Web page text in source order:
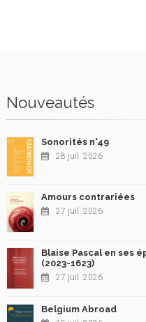
Nouveautés
Sonorités n°49
28 juil. 2026
Amours contrariées
27 juil. 2026
Blaise Pascal en ses
(2023-1623)
27 juil. 2026
Belgium Abroad